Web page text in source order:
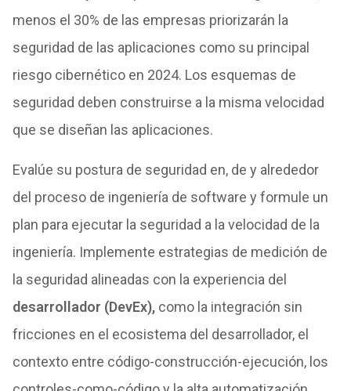
menos el 30% de las empresas priorizarán la
seguridad de las aplicaciones como su principal
riesgo cibernético en 2024. Los esquemas de
seguridad deben construirse a la misma velocidad
que se diseñan las aplicaciones.
Evalúe su postura de seguridad en, de y alrededor
del proceso de ingeniería de software y formule un
plan para ejecutar la seguridad a la velocidad de la
ingeniería. Implemente estrategias de medición de
la seguridad alineadas con la experiencia del
desarrollador (DevEx),como la integración sin
fricciones en el ecosistema del desarrollador, el
contexto entre código-construcción-ejecución, los